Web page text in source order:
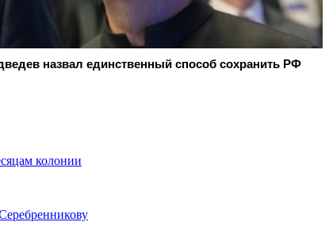
назвал единственный способ сохранить РФ
колонии